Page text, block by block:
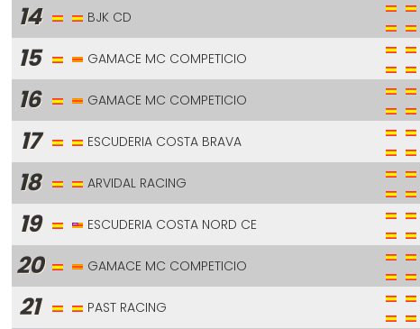
14 BJK CD
15 GAMACE MC COMPETICIO
16 GAMACE MC COMPETICIO
17 ESCUDERIA COSTA BRAVA
18 ARVIDAL RACING
19 ESCUDERIA COSTA NORD CE
20 GAMACE MC COMPETICIO
21 PAST RACING